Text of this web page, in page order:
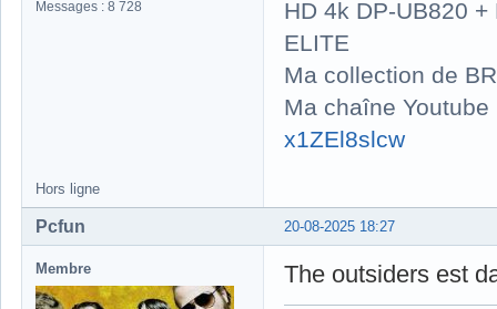
Messages : 8 728
HD 4k DP-UB820
ELITE
Ma collection de
Ma chaîne
x1ZEl8slcw
Hors ligne
20-08-2025 18:27
Pcfun
Membre The outsiders est